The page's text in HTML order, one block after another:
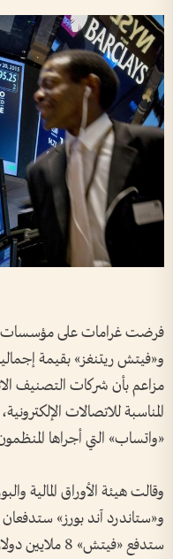
فرضت غرامات على مؤسسات
مزاعم بأن شركات التصنيف
المناسبة للاتصالات
«واتساب» التي أجراها
وقالت هيئة الأوراق المالية
ستدفع «فيتش»